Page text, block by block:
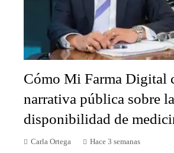
Cómo Mi Farma Digital
narrativa pública sobre la
disponibilidad de
Carla Ortega Hace 3 semanas